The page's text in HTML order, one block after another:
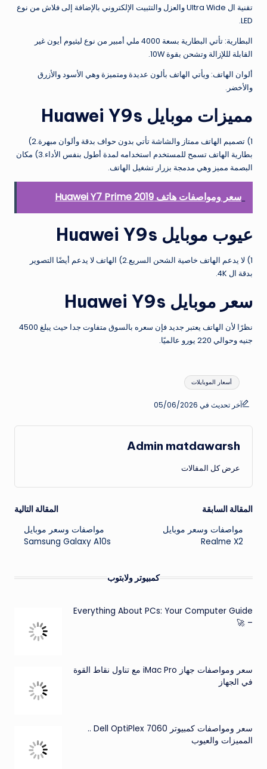
تقنية ال Ultra Wide والعزل والتثبيت الإلكتروني بالإضافة إلى فلاش من نوع
LED.
البطارية: تأتي البطارية بسعة 4000 ملي أمبير من نوع ليثيوم أيون غير
القابلة لللإزالة وتشحن بقوة 10W.
ألوان الهاتف: ويأتي الهاتف بألون عديدة ومتميزة وهي الأسود والأزرق
والأخضر.
مميزات موبايل Huawei Y9s
1) تصميم الهاتف ممتاز والشاشة تأتي بدون حواف بدقة وألوان مبهرة.2)
بطارية الهاتف تسمح للمستخدم استخدامه لمدة أطول بنفس الأداء.3) مكان
البصمة مميز وهي مدمجة بزرار تشغيل الهاتف.
سعر ومواصفات هاتف Huawei Y7 Prime 2019
عيوب موبايل Huawei Y9s
1) لا يدعم الهاتف خاصية الشحن السريع.2) الهاتف لا يدعم أيضًا التصوير
بدقة ال 4K.
سعر موبايل Huawei Y9s
نظرًا لأن الهاتف يعتبر جديد فإن سعره بالسوق متفاوت جدا حيث يبلغ 4500
جنيه وحوالي 220 يورو عالميًا.
العلامات:أسعار الموبايلات
آخر تحديث في 05/06/2026
Admin matdawarsh
عرض كل المقالات
تصفّح
المقالات
المقالة السابقة
مواصفات وسعر موبايل
Realme X2
المقالة التالية
مواصفات وسعر موبايل
Samsung Galaxy A10s
كمبيوتر ولابتوب
Everything About PCs: Your Computer Guide
– 🚀
سعر ومواصفات جهاز iMac Pro مع تناول نقاط القوة
في الجهاز
سعر ومواصفات كمبيوتر Dell OptiPlex 7060 ..
المميزات والعيوب